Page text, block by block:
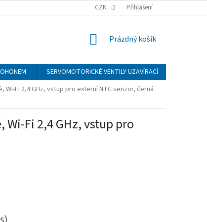
CZK Přihlášení
NÁKUPNÍ
Prázdný košík
SERVOMOTORICKÉ VENTILY UZAVÍRACÍ
Wi-Fi 2,4 GHz, vstup pro externí NTC senzor, černá
Wi-Fi 2,4 GHz, vstup pro